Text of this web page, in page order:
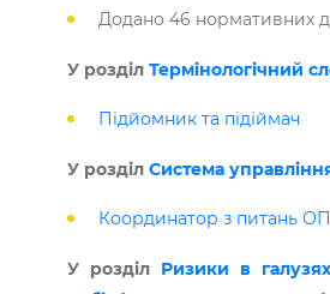
Додано 46 нормативних
У розділ Термінологічний
Підйомник та підіймач
У розділСистема
Координатор з питань ОП
У розділРизики в